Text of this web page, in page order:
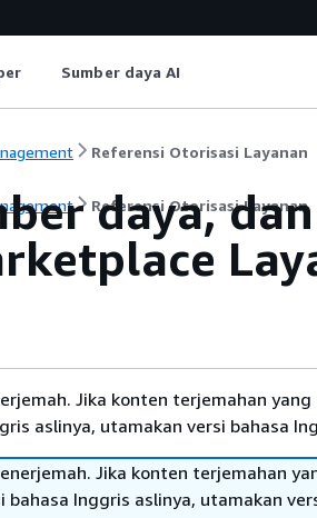
Sumber daya AI
Referensi Otorisasi Layanan
Referensi Otorisasi Layanan
daya,
Jika konten terjemahan
aslinya, utamakan versi bahasa
Jika konten terjemahan
Inggris aslinya, utamakan